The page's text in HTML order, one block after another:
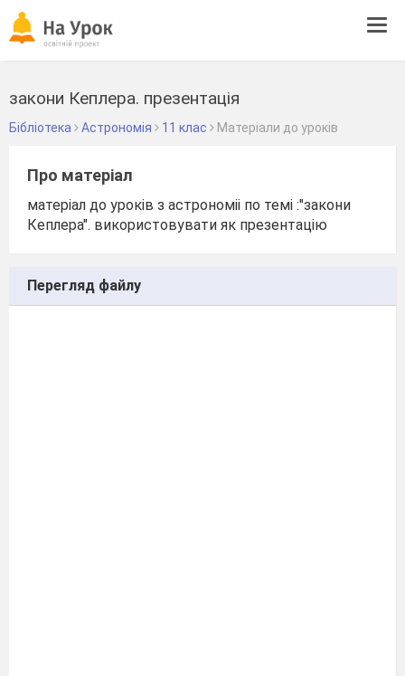
закони Кеплера. презентація
Бібліотека Астрономія 11 клас Матеріали до уроків
Про матеріал
матеріал до уроків з астрономіі по темі :"закони
Кеплера". використовувати як презентацію
Перегляд файлу